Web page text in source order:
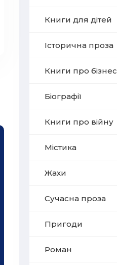
Книги для дітей
Історична проза
Книги про бізнес
Біографії
Книги про війну
Містика
Жахи
Сучасна проза
Пригоди
Роман